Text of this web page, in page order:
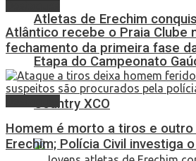
Atletas de Erechim
Etapa do Campeonato
Country XCO
Atlântico recebe o Praia Clube
fechamento da primeira fase
Homem é morto a tiros e
Erechim; Polícia Civil investiga